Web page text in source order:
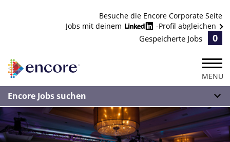
Besuche die Encore Corporate Seite
Jobs mit deinem
-Profil abgleichen
Gespeicherte Jobs 0
MENU
Encore Jobs suchen